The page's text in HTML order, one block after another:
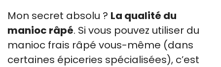
Mon secret absolu ? La qualité du
manioc râpé. Si vous pouvez utiliser du
manioc frais râpé vous-même (dans
certaines épiceries spécialisées), c’est